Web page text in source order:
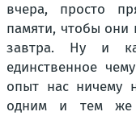
вчера, просто
памяти, чтобы они
завтра. Ну и
единственное
опыт нас ничему
одним и тем же